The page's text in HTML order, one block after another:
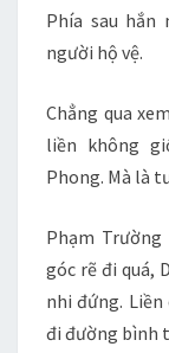
Phía sau
người hộ vệ.
Chẳng qua
liền không
Phong. Mà là
Phạm
góc rẽ đi quá,
nhi đứng.
đi đường bình